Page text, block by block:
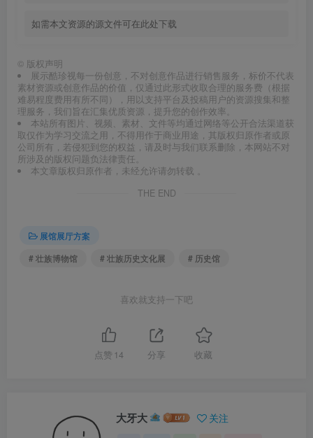
如需本文资源的源文件可在此处下载
© 版权声明
展示酷珍视每一份创意，不对创意作品进行销售服务，标价不代表
素材资源或创意作品的价值，仅通过此形式收取合理的服务费（根据
难易程度费用有所不同），用以支持平台及投稿用户的资源搜集和整
理服务，我们旨在汇集优质资源，提升您的创作效率。
本站所有图片、视频、素材、文件等均通过网络等公开合法渠道获
取仅作为学习交流之用，不得用作于商业用途，其版权归原作者或原
公司所有，若侵犯到您的权益，请及时与我们联系删除，本网站不对
所涉及的版权问题负法律责任。
本文章版权归原作者，未经允许请勿转载 。
THE END
展馆展厅方案
# 壮族博物馆
# 壮族历史文化展 # 历史馆
喜欢就支持一下吧
点赞 14 分享 收藏
大牙大 关注